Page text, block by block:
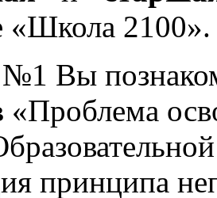
«Школа 2100».
№1 Вы
«Проблема
принципа